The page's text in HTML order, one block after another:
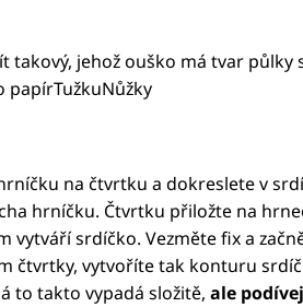
takový, jehož ouško má tvar půlky
na čtvrtku a dokreslete v
hrníčku. Čtvrtku přiložte na
vytváří srdíčko. Vezměte fix a
čtvrtky, vytvoříte tak konturu
to takto vypadá složitě, ale